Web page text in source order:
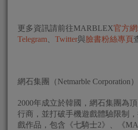
更多資訊請前往MARBLEX官方
Telegram
Twitter與臉書粉絲專頁
網石集團（Netmarble Corporation
2000年成立於韓國，網石集團為
行商，並打破手機遊戲體驗限制
戲作品，包含《七騎士2》、《